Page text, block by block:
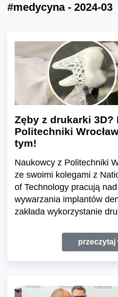
#medycyna - 2024-03
Zęby z drukarki 3D?
Politechniki
tym!
Naukowcy z Politechniki
ze swoimi kolegami z
of Technology pracują
wywarzania implantów
zakłada wykorzystanie
przeczytaj